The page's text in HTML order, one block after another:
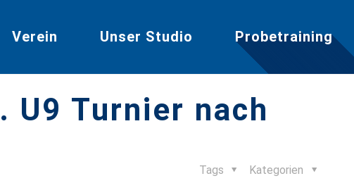
Verein Unser Studio Probetraining
Turnier nach
Kategorien
Tags